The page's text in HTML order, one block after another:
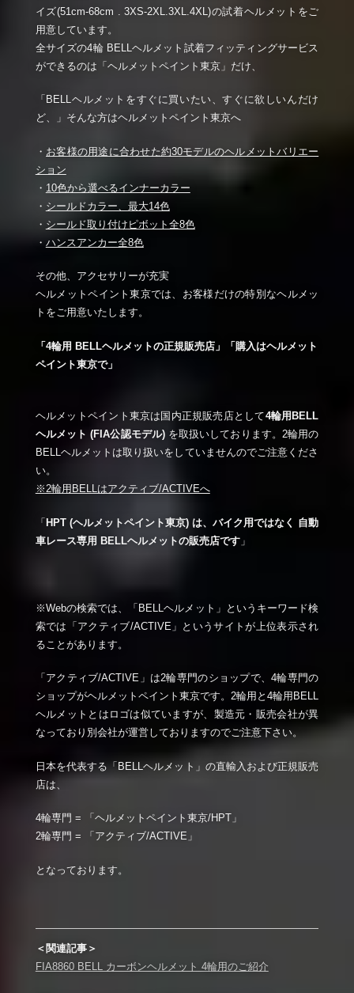
イズ(51cm-68cm . 3XS-2XL.3XL.4XL)の試着ヘルメットをご
用意しています。
全サイズの4輪 BELLヘルメット試着フィッティングサービス
ができるのは「ヘルメットペイント東京」だけ、
「BELLヘルメットをすぐに買いたい、すぐに欲しいんだけ
ど、」そんな方はヘルメットペイント東京へ
・ お客様の用途に合わせた約30モデルのヘルメットバリエー
ション
・ 10色から選べるインナーカラー
・ シールドカラー、最大14色
・ シールド取り付けピボット全8色
・ ハンスアンカー全8色
その他、アクセサリーが充実
ヘルメットペイント東京では、お客様だけの特別なヘルメッ
トをご用意いたします。
「4輪用 BELLヘルメットの正規販売店」「購入はヘルメット
ペイント東京で」
ヘルメットペイント東京は国内正規販売店として4輪用BELL
ヘルメット (FIA公認モデル) を取扱いしております。2輪用の
BELLヘルメットは取り扱いをしていませんのでご注意くださ
い。
※2輪用BELLはアクティブ/ACTIVEへ
「 HPT (ヘルメットペイント東京) は、バイク用ではなく 自動
車レース専用 BELLヘルメットの販売店です」
※Webの検索では、「BELLヘルメット」というキーワード検
索では「アクティブ/ACTIVE」というサイトが上位表示され
ることがあります。
「アクティブ/ACTIVE」は2輪専門のショップで、4輪専門の
ショップがヘルメットペイント東京です。2輪用と4輪用BELL
ヘルメットとはロゴは似ていますが、製造元・販売会社が異
なっており別会社が運営しておりますのでご注意下さい。
日本を代表する「BELLヘルメット」の直輸入および正規販売
店は、
4輪専門 = 「ヘルメットペイント東京/HPT」
2輪専門 = 「アクティブ/ACTIVE」
となっております。
＜関連記事＞
FIA8860 BELL カーボンヘルメット 4輪用のご紹介